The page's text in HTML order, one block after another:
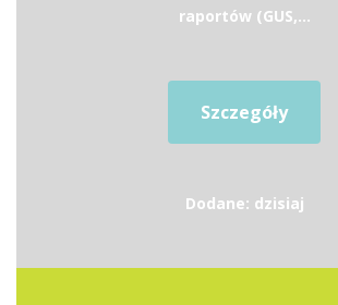
raportów (GUS,...
Szczegóły
Dodane: dzisiaj